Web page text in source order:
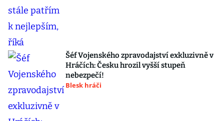
Šéf Vojenského zpravodajství exkluzivně v
Hráčích: Česku hrozil vyšší stupeň
nebezpečí!
Blesk hráči